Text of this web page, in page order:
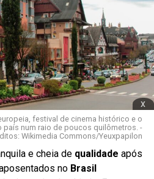
x
festival de cinema histórico e o
país num raio de poucos quilômetros. -
Wikimedia Commons/Yeuxpapilon
e cheia de qualidade após
no Brasil